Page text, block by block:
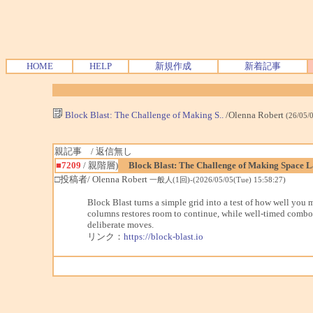
HOME HELP 新規作成 新着記事
Block Blast: The Challenge of Making S.. /Olenna Robert (26/05/
親記事 / 返信無し
■7209 / 親階層)
Block Blast: The Challenge of Making Space
□投稿者/ Olenna Robert 一般人(1回)-(2026/05/05(Tue) 15:58:27)
Block Blast turns a simple grid into a test of how well you
columns restores room to continue, while well-timed
deliberate moves.
リンク： https://block-blast.io